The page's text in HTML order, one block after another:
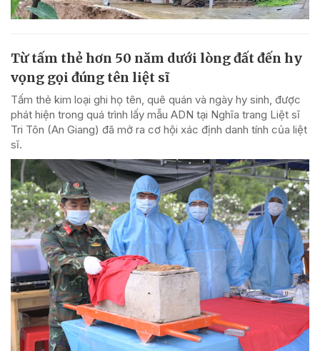
Từ tấm thẻ hơn 50 năm dưới lòng đất đến hy
vọng gọi đúng tên liệt sĩ
Tấm thẻ kim loại ghi họ tên, quê quán và ngày hy sinh, được
phát hiện trong quá trình lấy mẫu ADN tại Nghĩa trang Liệt sĩ
Tri Tôn (An Giang) đã mở ra cơ hội xác định danh tính của liệt
sĩ.